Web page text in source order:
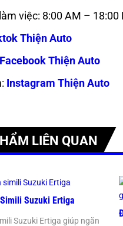
việc: 8:00 AM – 18:00
Thiện Auto
Facebook Thiện Auto
Instagram Thiện Auto
LIÊN QUAN
Suzuki Ertiga
Suzuki Ertiga giúp ngăn